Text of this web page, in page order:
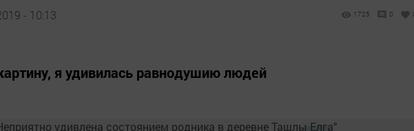
- 10:13 1725 0
я удивилась равнодушию людей